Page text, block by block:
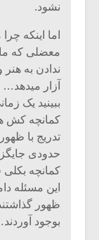
نشود.
اما اینکه
معضلی که ما
ندادن به
آزار
ببینید یک
کمانچه کش ها
تدریج با
حدودی
کمانچه
این مسئله
ظهور
بوجود